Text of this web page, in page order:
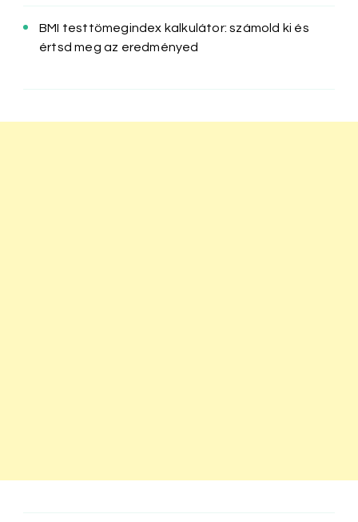
BMI testtömegindex kalkulátor: számold ki és
értsd meg az eredményed